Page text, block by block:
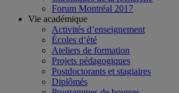
Forum Montréal 2017
Vie académique
Activités d’enseignement
Écoles d’été
Ateliers de formation
Projets pédagogiques
Postdoctorants et stagiaires
Diplômés